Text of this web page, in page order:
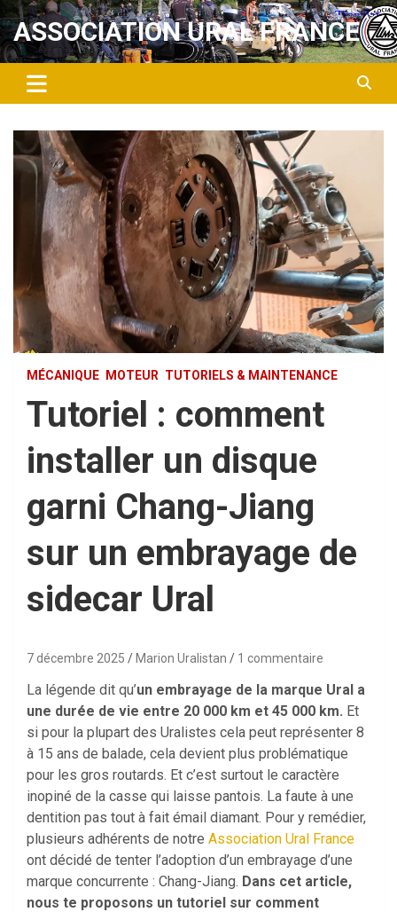
Aller
au
contenu
ASSOCIATION URAL FRANCE
MÉCANIQUE MOTEUR TUTORIELS & MAINTENANCE
Tutoriel : comment
installer un disque
garni Chang-Jiang
sur un embrayage de
sidecar Ural
7 décembre 2025 Marion Uralistan 1 commentaire
La légende dit qu’un embrayage de la marque Ural a
une durée de vie entre 20 000 km et 45 000 km. Et
si pour la plupart des Uralistes cela peut représenter 8
à 15 ans de balade, cela devient plus problématique
pour les gros routards. Et c’est surtout le caractère
inopiné de la casse qui laisse pantois. La faute à une
dentition pas tout à fait émail diamant. Pour y remédier,
plusieurs adhérents de notre Association Ural France
ont décidé de tenter l’adoption d’un embrayage d’une
marque concurrente : Chang-Jiang. Dans cet article,
nous te proposons un tutoriel sur comment